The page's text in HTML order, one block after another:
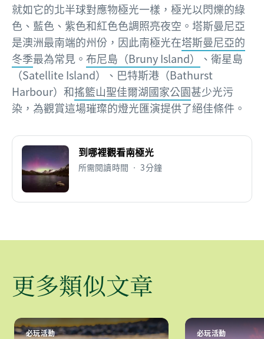
就如它的北半球對應物極光一樣，極光以閃爍的綠
色、藍色、紫色和紅色色調照亮夜空。塔斯曼尼亞
是澳洲最南端的州份，因此南極光在塔斯曼尼亞的
冬季最為常見。 布尼島（Bruny Island）
、衛星島
（Satellite Island）、巴特斯港（Bathurst
Harbour）和搖籃山聖佳爾湖國家公園甚少光污
染，為觀賞這場璀璨的燈光匯演提供了絕佳條件。
到哪裡觀看南極光
所需閱讀時間 • 3分鐘
更多類似文章
必玩活動 必玩活動